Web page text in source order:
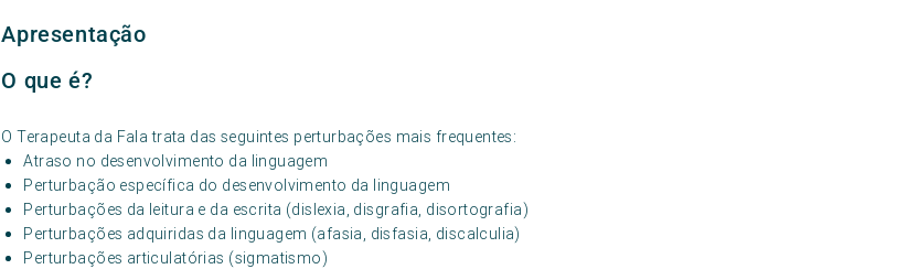
Apresentação
O que é?
O Terapeuta da Fala trata das seguintes perturbações mais frequentes:
Atraso no desenvolvimento da linguagem
Perturbação específica do desenvolvimento da linguagem
Perturbações da leitura e da escrita (dislexia, disgrafia, disortografia)
Perturbações adquiridas da linguagem (afasia, disfasia, discalculia)
Perturbações articulatórias (sigmatismo)